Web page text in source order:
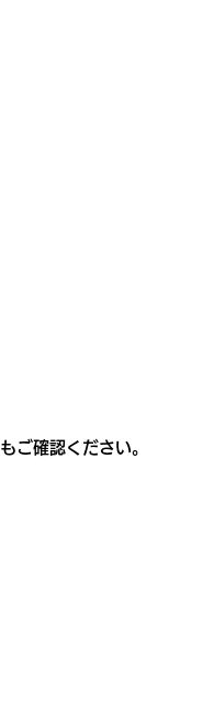
もご確認ください。